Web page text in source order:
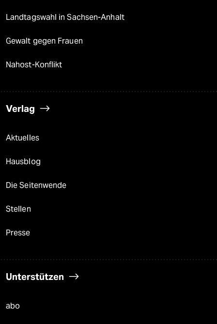
Landtagswahl in Sachsen-Anhalt
Gewalt gegen Frauen
Nahost-Konflikt
Verlag
Aktuelles
Hausblog
Die Seitenwende
Stellen
Presse
Unterstützen
abo